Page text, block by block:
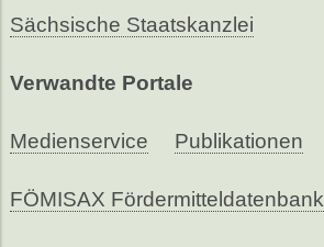
Sächsische Staatskanzlei
Verwandte Portale
Medienservice Publikationen
FÖMISAX Fördermitteldatenbank